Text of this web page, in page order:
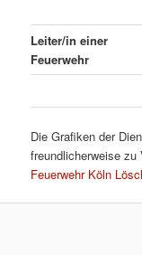
Leiter/in einer
Feuerwehr
Die Grafiken der
freundlicherweise zu
Feuerwehr Köln